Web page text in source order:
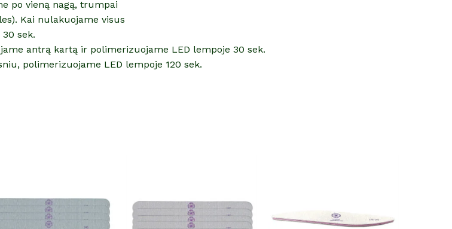
po vieną nagą, trumpai
Kai nulakuojame visus
sek.
antrą kartą ir polimerizuojame LED lempoje 30 sek.
polimerizuojame LED lempoje 120 sek.